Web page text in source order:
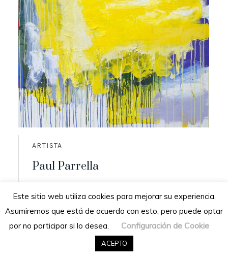
ARTISTA
Paul Parrella
Residencia: San Diego de los altos,
Venezuela
Este sitio web utiliza cookies para mejorar su experiencia.
Asumiremos que está de acuerdo con esto, pero puede optar
por no participar si lo desea.
Configuración de Cookie
ACEPTO